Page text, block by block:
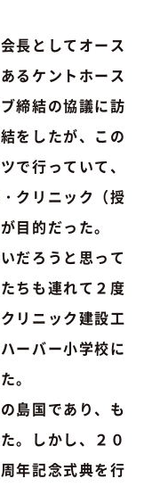
長としてオース
るケントホース
締結の協議に訪
をしたが、この
で行っていて、
クリニック（授
目的だった。
だろうと思って
ちも連れて２度
リニック建設工
ーバー小学校に
。
島国であり、も
。しかし、２０
年記念式典を行